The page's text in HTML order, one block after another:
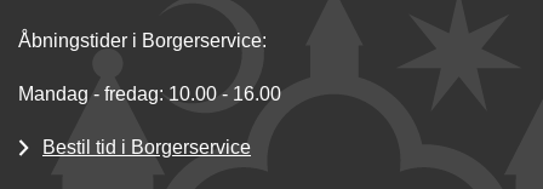
Åbningstider i Borgerservice:
Mandag - fredag: 10.00 - 16.00
Bestil tid i Borgerservice